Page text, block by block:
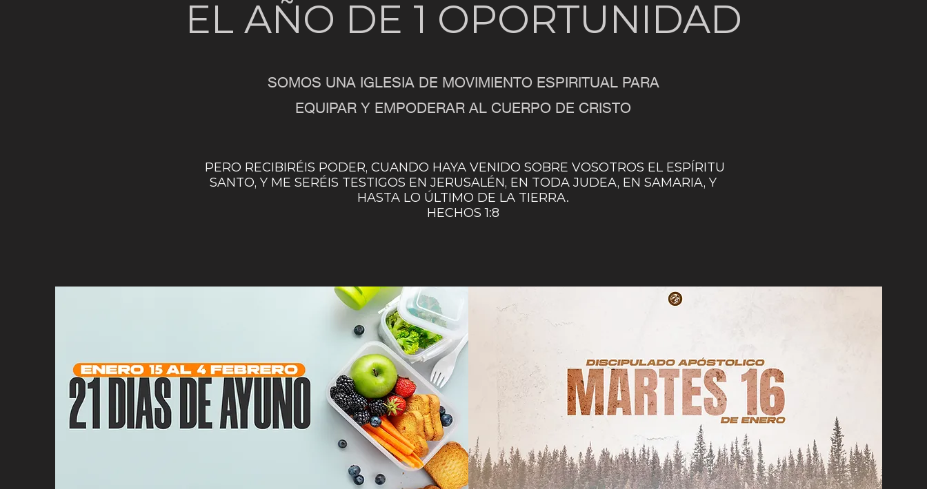
EL AÑO DE 1 OPORTUNIDAD
SOMOS UNA IGLESIA DE MOVIMIENTO ESPIRITUAL PARA
EQUIPAR Y EMPODERAR AL CUERPO DE CRISTO
PERO RECIBIRÉIS PODER, CUANDO HAYA VENIDO SOBRE VOSOTROS EL ESPÍRITU
SANTO, Y ME SERÉIS TESTIGOS EN JERUSALÉN, EN TODA JUDEA, EN SAMARIA, Y
HASTA LO ÚLTIMO DE LA TIERRA.
HECHOS 1:8